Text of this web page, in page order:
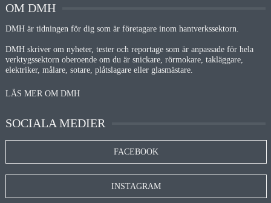
OM DMH
DMH är tidningen för dig som är företagare inom hantverkssektorn.
DMH skriver om nyheter, tester och reportage som är anpassade för hela
verktygssektorn oberoende om du är snickare, rörmokare, takläggare,
elektriker, målare, sotare, plåtslagare eller glasmästare.
LÄS MER OM DMH
SOCIALA MEDIER
FACEBOOK
INSTAGRAM